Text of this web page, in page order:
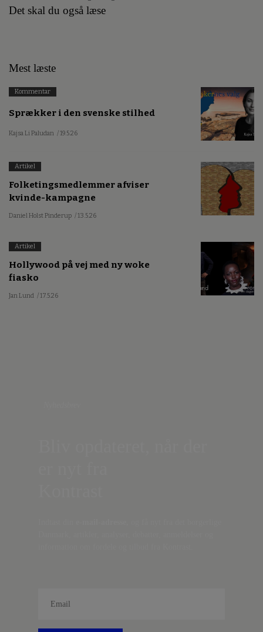
Det skal du også læse
Mest læste
Kommentar
Sprækker i den svenske stilhed
Kajsa Li Paludan / 19.5.26
Artikel
Folketingsmedlemmer afviser
kvinde-kampagne
Daniel Holst Pinderup / 13.5.26
Artikel
Hollywood på vej med ny woke
fiasko
Jan Lund / 17.5.26